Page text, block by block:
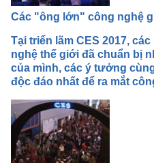
Các "ông lớn" công nghệ
Tại triển lãm CES 2017,
nghệ thế giới đã chuẩn bị
của mình, các ý tưởng
độc đáo nhất để ra mắt